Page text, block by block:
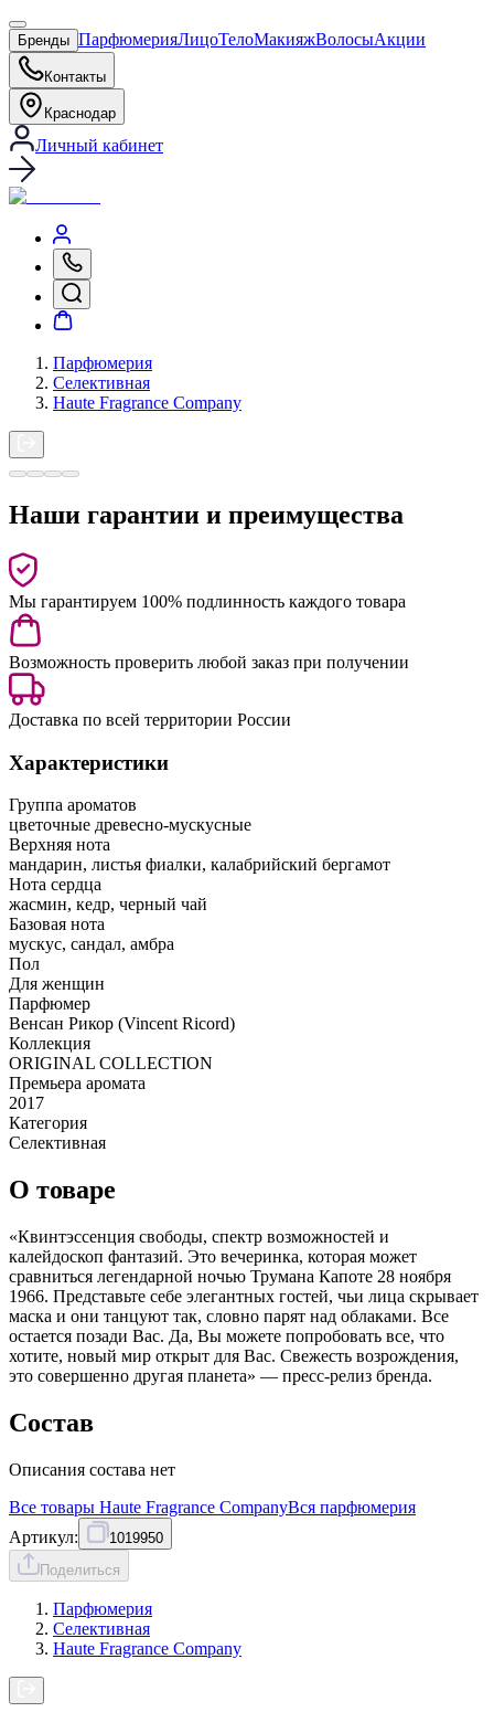
Бренды ПарфюмерияЛицоТелоМакияжВолосыАкции
Контакты
Краснодар
Личный кабинет
Парфюмерия
Селективная
Haute Fragrance Company
Наши гарантии и преимущества
Мы гарантируем 100% подлинность каждого товара
Возможность проверить любой заказ при получении
Доставка по всей территории России
Характеристики
Группа ароматов
цветочные древесно-мускусные
Верхняя нота
мандарин, листья фиалки, калабрийский бергамот
Нота сердца
жасмин, кедр, черный чай
Базовая нота
мускус, сандал, амбра
Пол
Для женщин
Парфюмер
Венсан Рикор (Vincent Ricord)
Коллекция
ORIGINAL COLLECTION
Премьера аромата
2017
Категория
Селективная
О товаре
«Квинтэссенция свободы, спектр возможностей и
калейдоскоп фантазий. Это вечеринка, которая может
сравниться легендарной ночью Трумана Капоте 28 ноября
1966. Представьте себе элегантных гостей, чьи лица скрывает
маска и они танцуют так, словно парят над облаками. Все
остается позади Вас. Да, Вы можете попробовать все, что
хотите, новый мир открыт для Вас. Свежесть возрождения,
это совершенно другая планета» — пресс-релиз бренда.
Состав
Описания состава нет
Все товары Haute Fragrance CompanyВся парфюмерия
Артикул:
1019950
Поделиться
Парфюмерия
Селективная
Haute Fragrance Company